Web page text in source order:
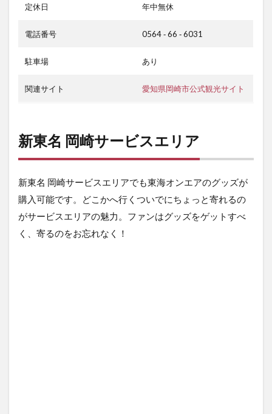
定休日 年中無休
電話番号 0564 ‐ 66 ‐ 6031
駐車場 あり
関連サイト 愛知県岡崎市公式観光サイト
新東名 岡崎サービスエリア
新東名 岡崎サービスエリアでも東海オンエアのグッズが
購入可能です。どこかへ行くついでにちょっと寄れるの
がサービスエリアの魅力。ファンはグッズをゲットすべ
く、寄るのをお忘れなく！